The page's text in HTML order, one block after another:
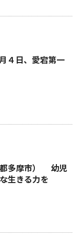
４日、愛宕第一
都多摩市） 幼児
生きる力を